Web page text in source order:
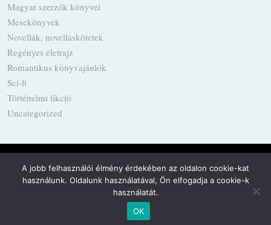
Magyar szerzők könyvei
Mesekönyvek
Novellák, novelláskötetek
Regényes életrajz
Romantikus könyvajánlók
Sci-fi
Történelmi fikció
Uncategorized
Powered by WordPress ·Built withUntitled
A jobb felhasználói élmény érdekében az oldalon cookie-kat
használunk. Oldalunk használatával, Ön elfogadja a cookie-k
használatát.
OK